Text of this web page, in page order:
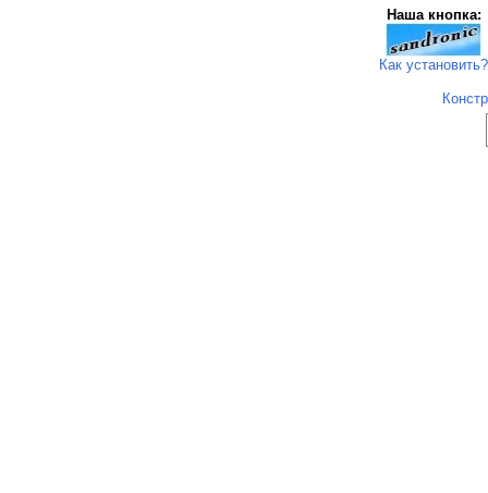
Наша кнопка:
Как установить?